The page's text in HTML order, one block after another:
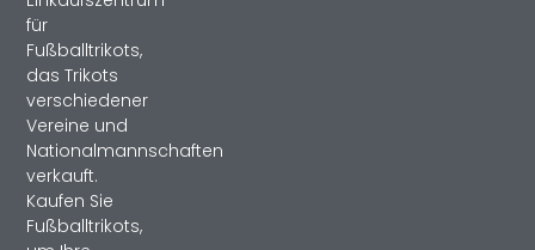
für
Fußballtrikots,
das Trikots
verschiedener
Vereine und
Nationalmannschaften
verkauft.
Kaufen Sie
Fußballtrikots,